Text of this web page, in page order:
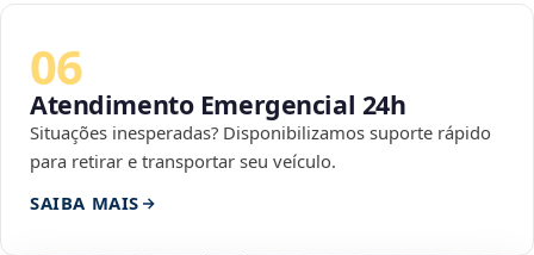
06
Atendimento Emergencial 24h
Situações inesperadas? Disponibilizamos suporte rápido
para retirar e transportar seu veículo.
SAIBA MAIS